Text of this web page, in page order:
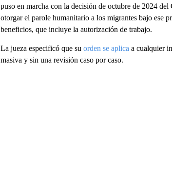
puso en marcha con la decisión de octubre de 2024
otorgar el parole humanitario a los migrantes bajo ese
beneficios, que incluye la autorización de trabajo.
La jueza especificó que su orden se aplica a cualquier
masiva y sin una revisión caso por caso.